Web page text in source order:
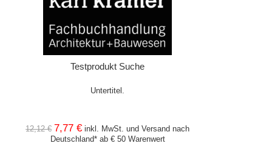
Testprodukt Suche
Untertitel.
12,12 € 7,77 € inkl. MwSt. undVersand nach
Deutschland* ab € 50 Warenwert